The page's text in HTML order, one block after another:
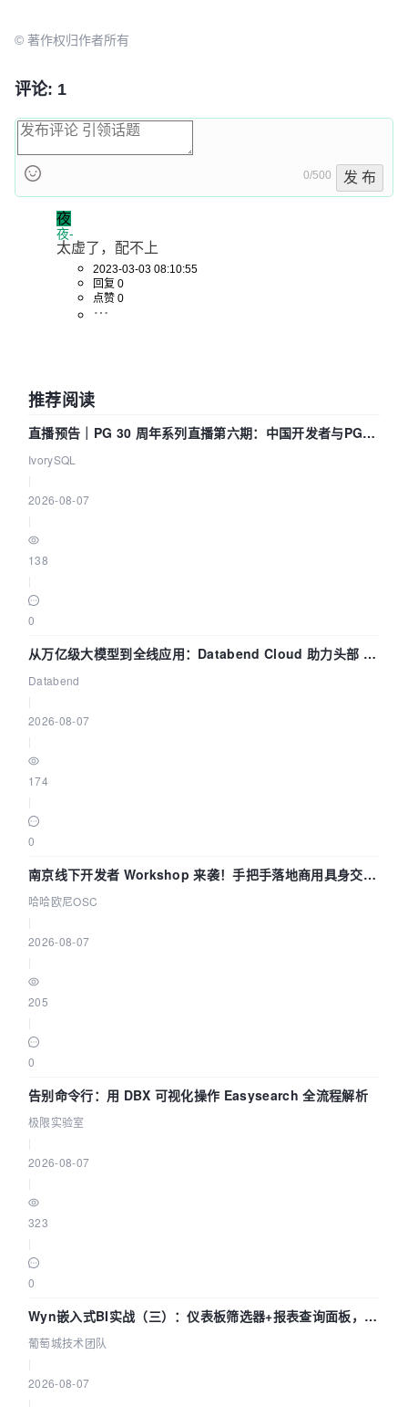
© 著作权归作者所有
评论: 1
0/500 发 布
夜
夜-
太虚了，配不上
2023-03-03 08:10:55
回复 0
点赞 0
推荐阅读
直播预告｜PG 30 周年系列直播第六期：中国开发者与PG内
核——我们改得动吗？我们贡献了什么？
IvorySQL
2026-08-07
138
0
从万亿级大模型到全线应用：Databend Cloud 助力头部 AI
企业构建全链路 Trace 数据管道
Databend
2026-08-07
174
0
南京线下开发者 Workshop 来袭！手把手落地商用具身交互
智能 Agent 应用
哈哈欧尼OSC
2026-08-07
205
0
告别命令行：用 DBX 可视化操作 Easysearch 全流程解析
极限实验室
2026-08-07
323
0
Wyn嵌入式BI实战（三）：仪表板筛选器+报表查询面板，参
数联动全闭环
葡萄城技术团队
2026-08-07